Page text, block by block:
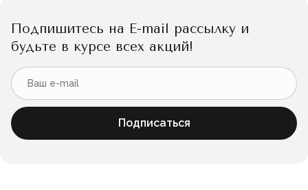
Подпишитесь на E-mail рассылку и
будьте в курсе всех акций!
Подписаться